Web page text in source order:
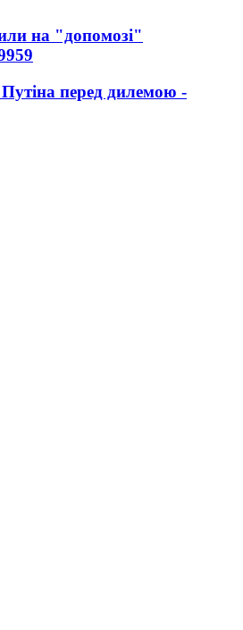
на "допомозі"
перед дилемою -